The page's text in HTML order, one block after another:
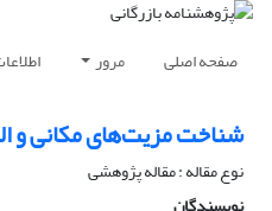
صفحه اصلی مرور
شناخت مزیت‌های مکانی و
نوع مقاله : مقاله پژوهشی